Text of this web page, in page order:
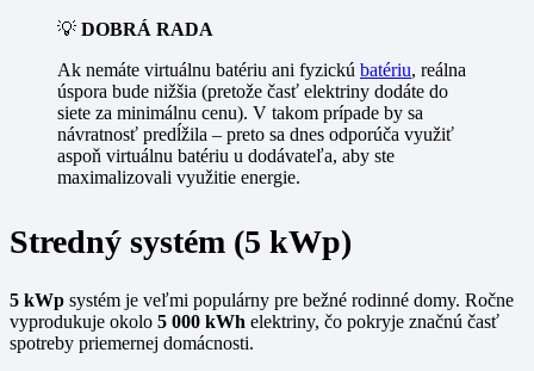
💡 DOBRÁ RADA
Ak nemáte virtuálnu batériu ani fyzickú batériu, reálna
úspora bude nižšia (pretože časť elektriny dodáte do
siete za minimálnu cenu). V takom prípade by sa
návratnosť predĺžila – preto sa dnes odporúča využiť
aspoň virtuálnu batériu u dodávateľa, aby ste
maximalizovali využitie energie.
Stredný systém (5 kWp)
5 kWp systém je veľmi populárny pre bežné rodinné domy. Ročne
vyprodukuje okolo 5 000 kWh elektriny, čo pokryje značnú časť
spotreby priemernej domácnosti.